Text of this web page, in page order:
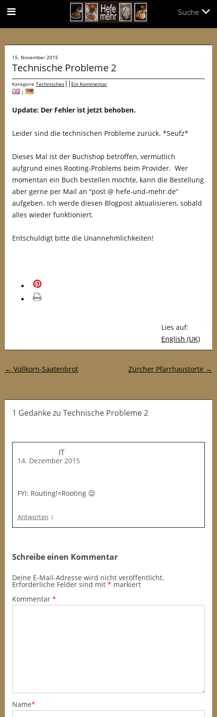
15. November 2015
Technische Probleme 2
Kategorie Technisches
Ein Kommentar
|
Update: Der Fehler ist jetzt behoben.
Leider sind die technischen Probleme zurück. *Seufz*
Dieses Mal ist der Buchshop betroffen, vermutlich
aufgrund eines Rooting-Problems beim Provider. Wer
momentan ein Buch bestellen möchte, kann die Bestellung
aber gerne per Mail an “post @ hefe-und-mehr.de”
aufgeben. Ich werde diesen Blogpost aktualisieren, sobald
alles wieder funktioniert.
Entschuldigt bitte die Unannehmlichkeiten!
Lies auf:
English (UK)
Post-Navigation
← Vollkorn-Saatenbrot Zürcher Pfarrhaustorte →
1 Gedankezu Technische Probleme 2
IT
14. Dezember 2015
FYI: Routing!=Rooting 😉
Antworten ↓
Schreibe einen Kommentar
Deine E-Mail-Adresse wird nicht veröffentlicht.
Erforderliche Felder sind mit * markiert
Kommentar *
Name*
Suche
Suche